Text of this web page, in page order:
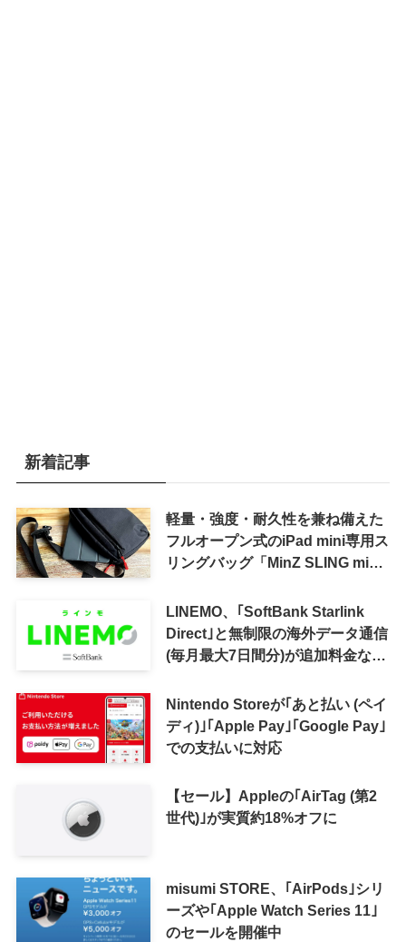
新着記事
軽量・強度・耐久性を兼ね備えた
フルオープン式のiPad mini専用ス
リングバッグ「MinZ SLING mini
LINEMO、｢SoftBank Starlink
Direct｣と無制限の海外データ通信
(毎月最大7日間分)が追加料金なし
Nintendo Storeが｢あと払い (ペイ
ディ)｣｢Apple Pay｣｢Google Pay｣
での支払いに対応
【セール】Appleの｢AirTag (第2
世代)｣が実質約18%オフに
misumi STORE、｢AirPods｣シリ
ーズや｢Apple Watch Series 11｣
のセールを開催中